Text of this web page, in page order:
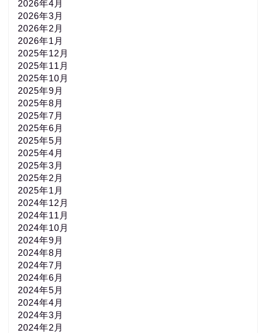
2026年4月
2026年3月
2026年2月
2026年1月
2025年12月
2025年11月
2025年10月
2025年9月
2025年8月
2025年7月
2025年6月
2025年5月
2025年4月
2025年3月
2025年2月
2025年1月
2024年12月
2024年11月
2024年10月
2024年9月
2024年8月
2024年7月
2024年6月
2024年5月
2024年4月
2024年3月
2024年2月